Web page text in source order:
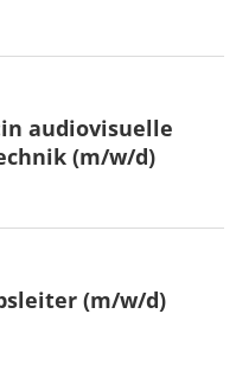
audiovisuelle
(m/w/d)
(m/w/d)